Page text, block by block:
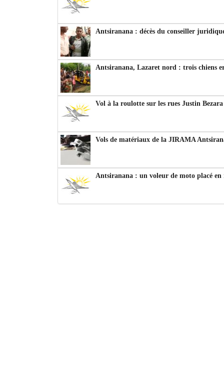
Antsiranana : décès du conseiller
Antsiranana, Lazaret nord : trois chiens
Vol à la roulotte sur les rues Justin
Vols de matériaux de la JIRAMA
Antsiranana : un voleur de moto placé en